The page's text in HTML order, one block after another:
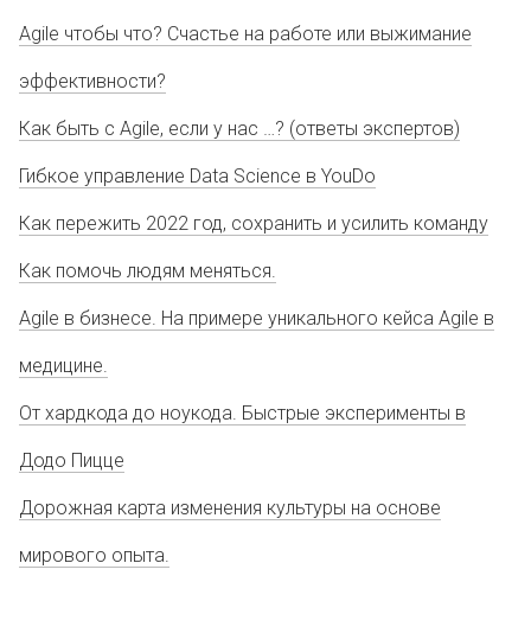
Agile чтобы что? Счастье на работе или выжимание
эффективности?
Как быть с Agile, если у нас …? (ответы экспертов)
Гибкое управление Data Science в YouDo
Как пережить 2022 год, сохранить и усилить команду
Как помочь людям меняться.
Agile в бизнесе. На примере уникального кейса Agile в
медицине.
От хардкода до ноукода. Быстрые эксперименты в
Додо Пицце
Дорожная карта изменения культуры на основе
мирового опыта.